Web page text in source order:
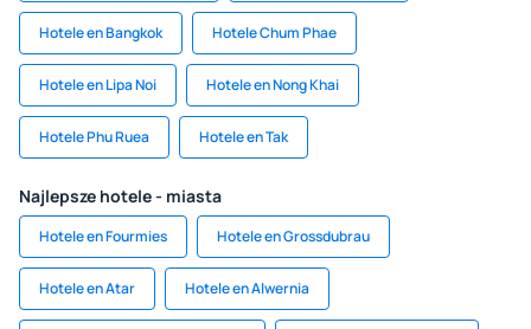
Hotele en Bangkok Hotele Chum Phae
Hotele en Lipa Noi Hotele en Nong Khai
Hotele Phu Ruea Hotele en Tak
Najlepsze hotele - miasta
Hotele en Fourmies Hotele en Grossdubrau
Hotele en Atar Hotele en Alwernia